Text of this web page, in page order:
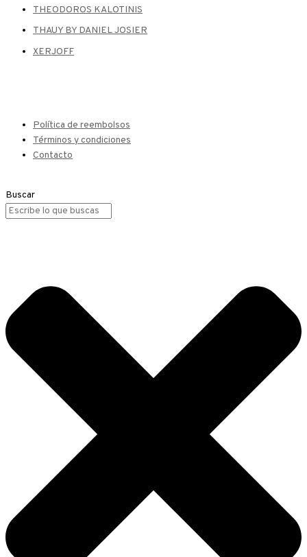
THEODOROS KALOTINIS
THAUY BY DANIEL JOSIER
XERJOFF
Política de reembolsos
Términos y condiciones
Contacto
Buscar